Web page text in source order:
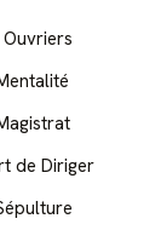
de Diriger